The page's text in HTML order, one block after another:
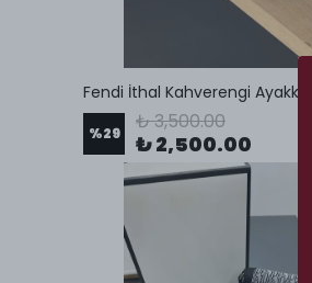
Fendi İthal Kahverengi Ayakkabı
%29 ₺ 3,500.00
₺ 2,500.00